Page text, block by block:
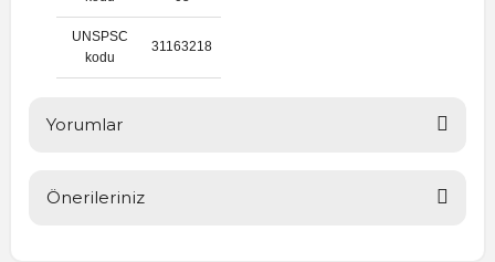
UNSPSC
kodu
31163218
Yorumlar
Önerileriniz